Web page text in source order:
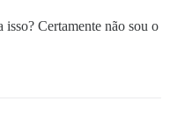
isso? Certamente não sou o